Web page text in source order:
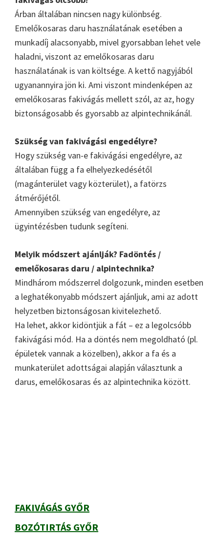
Árban általában nincsen nagy különbség.
Emelőkosaras daru használatának esetében a
munkadíj alacsonyabb, mivel gyorsabban lehet vele
haladni, viszont az emelőkosaras daru
használatának is van költsége. A kettő nagyjából
ugyanannyira jön ki. Ami viszont mindenképen az
emelőkosaras fakivágás mellett szól, az az, hogy
biztonságosabb és gyorsabb az alpintechnikánál.
Szükség van fakivágási engedélyre?
Hogy szükség van-e fakivágási engedélyre, az
általában függ a fa elhelyezkedésétől
(magánterület vagy közterület), a fatörzs
átmérőjétől.
Amennyiben szükség van engedélyre, az
ügyintézésben tudunk segíteni.
Melyik módszert ajánlják? Fadöntés /
emelőkosaras daru / alpintechnika?
Mindhárom módszerrel dolgozunk, minden esetben
a leghatékonyabb módszert ajánljuk, ami az adott
helyzetben biztonságosan kivitelezhető.
Ha lehet, akkor kidöntjük a fát – ez a legolcsóbb
fakivágási mód. Ha a döntés nem megoldható (pl.
épületek vannak a közelben), akkor a fa és a
munkaterület adottságai alapján választunk a
darus, emelőkosaras és az alpintechnika között.
FAKIVÁGÁS GYŐR
BOZÓTIRTÁS GYŐR